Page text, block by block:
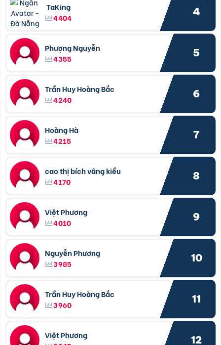
TaKing
4404
4
Phượng Nguyễn
4355
5
Trần Huy Hoàng Bắc
4240
6
Hoàng Hà
4215
7
cao thị bích vâng kiều
4170
8
Việt Phương
4010
9
Nguyễn Phương
3985
10
Trần Huy Hoàng Bắc
3960
11
Việt Phương
12